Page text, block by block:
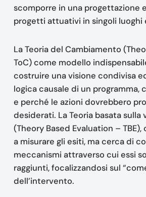
scomporre in una progettazione
progetti attuativi in singoli luoghi
La Teoria del Cambiamento
ToC) come modello
costruire una visione condivisa
logica causale di un programma,
e perché le azioni dovrebbero
desiderati. La Teoria basata sulla
(Theory Based Evaluation –
a misurare gli esiti, ma cerca di
meccanismi attraverso cui essi
raggiunti, focalizzandosi sul
dell’intervento.